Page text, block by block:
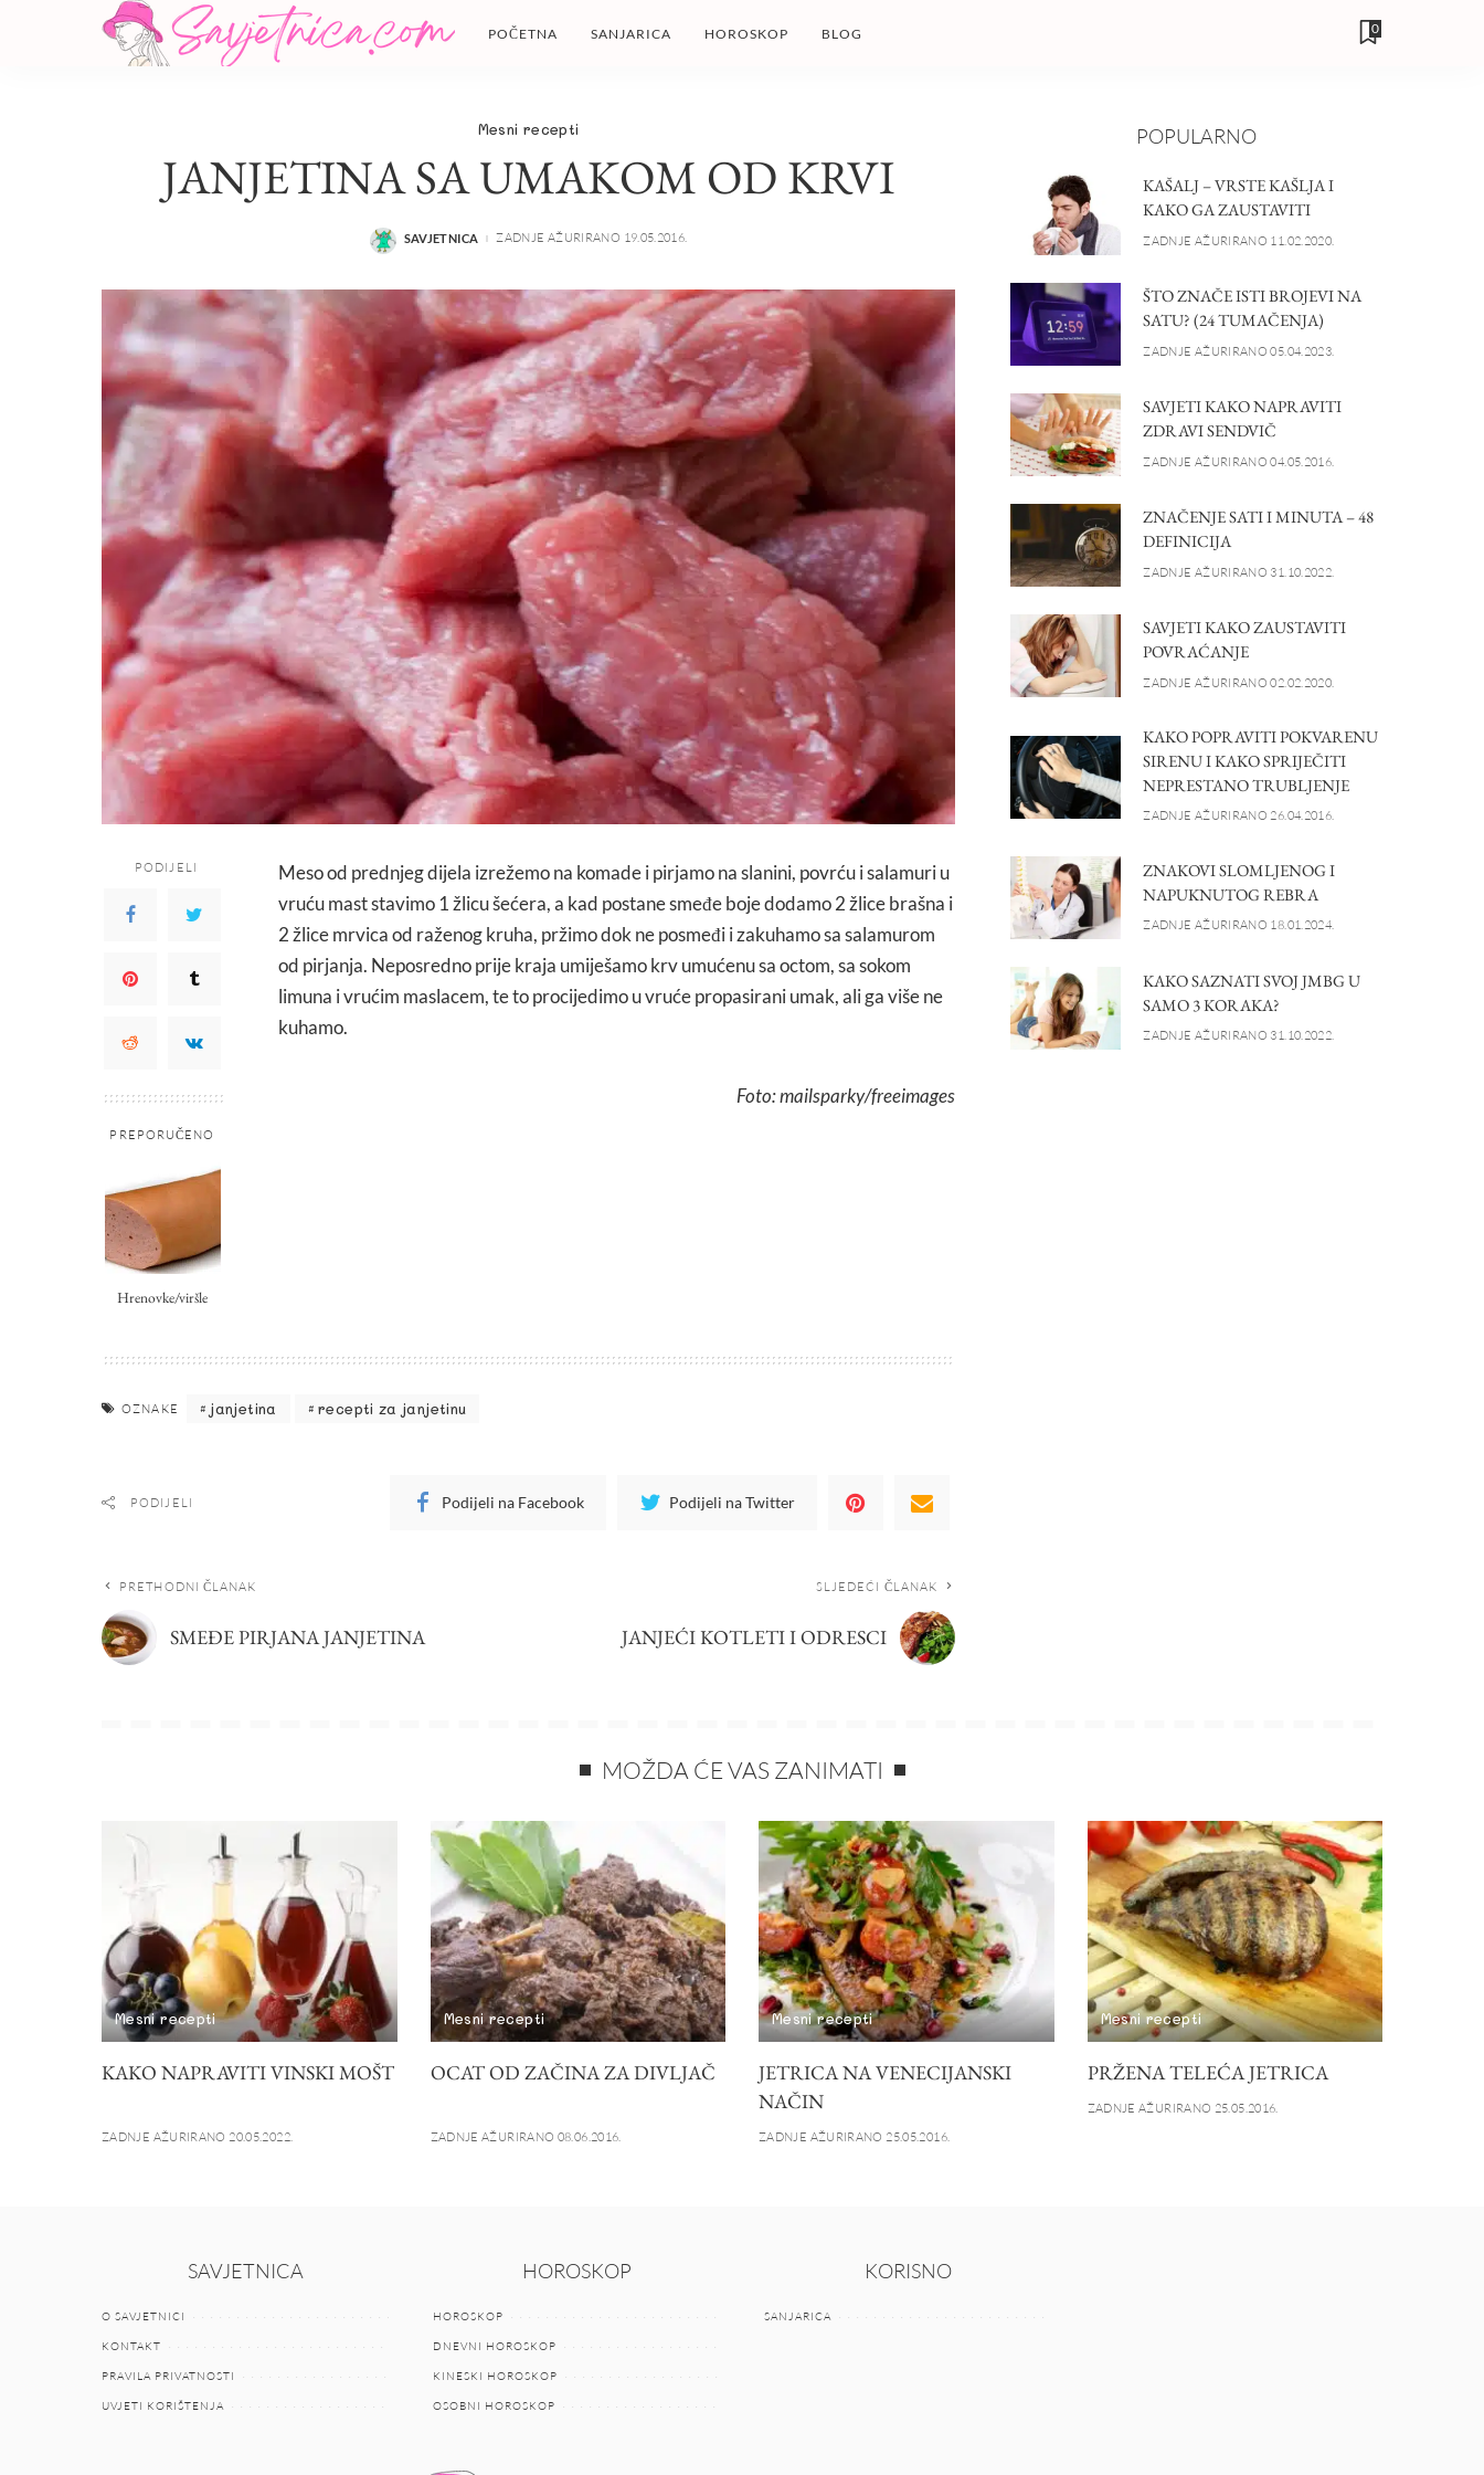
POČETNA SANJARICA HOROSKOP BLOG 0
Mesni recepti
JANJETINA SA UMAKOM OD KRVI
POSTED
SAVJETNICA ZADNJE AŽURIRANO 19.05.2016.
PODIJELI
PREPORUČENO
Hrenovke/viršle
Meso od prednjeg dijela izrežemo na komade i pirjamo na slanini, povrću i salamuri u
vruću mast stavimo 1 žlicu šećera, a kad postane smeđe boje dodamo 2 žlice brašna i
2 žlice mrvica od raženog kruha, pržimo dok ne posmeđi i zakuhamo sa salamurom
od pirjanja. Neposredno prije kraja umiješamo krv umućenu sa octom, sa sokom
limuna i vrućim maslacem, te to procijedimo u vruće propasirani umak, ali ga više ne
kuhamo.
Foto: mailsparky/freeimages
OZNAKE janjetina recepti za janjetinu
PODIJELI Podijeli na Facebook Podijeli na Twitter
PRETHODNI ČLANAK
SMEĐE PIRJANA JANJETINA
SLJEDEĆI ČLANAK
JANJEĆI KOTLETI I ODRESCI
POPULARNO
KAŠALJ – VRSTE KAŠLJA I
KAKO GA ZAUSTAVITI
ZADNJE AŽURIRANO 11.02.2020.
ŠTO ZNAČE ISTI BROJEVI NA
SATU? (24 TUMAČENJA)
ZADNJE AŽURIRANO 05.04.2023.
SAVJETI KAKO NAPRAVITI
ZDRAVI SENDVIČ
ZADNJE AŽURIRANO 04.05.2016.
ZNAČENJE SATI I MINUTA – 48
DEFINICIJA
ZADNJE AŽURIRANO 31.10.2022.
SAVJETI KAKO ZAUSTAVITI
POVRAĆANJE
ZADNJE AŽURIRANO 02.02.2020.
KAKO POPRAVITI POKVARENU
SIRENU I KAKO SPRIJEČITI
NEPRESTANO TRUBLJENJE
ZADNJE AŽURIRANO 26.04.2016.
ZNAKOVI SLOMLJENOG I
NAPUKNUTOG REBRA
ZADNJE AŽURIRANO 18.01.2024.
KAKO SAZNATI SVOJ JMBG U
SAMO 3 KORAKA?
ZADNJE AŽURIRANO 31.10.2022.
MOŽDA ĆE VAS ZANIMATI
Mesni recepti
KAKO NAPRAVITI VINSKI MOŠT
ZADNJE AŽURIRANO 20.05.2022.
Mesni recepti
OCAT OD ZAČINA ZA DIVLJAČ
ZADNJE AŽURIRANO 08.06.2016.
Mesni recepti
JETRICA NA VENECIJANSKI
NAČIN
ZADNJE AŽURIRANO 25.05.2016.
Mesni recepti
PRŽENA TELEĆA JETRICA
ZADNJE AŽURIRANO 25.05.2016.
SAVJETNICA
O SAVJETNICI
KONTAKT
PRAVILA PRIVATNOSTI
UVJETI KORIŠTENJA
HOROSKOP
HOROSKOP
DNEVNI HOROSKOP
KINESKI HOROSKOP
OSOBNI HOROSKOP
KORISNO
SANJARICA